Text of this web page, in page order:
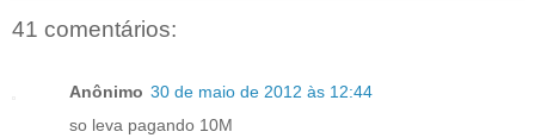
41 comentários:
Anônimo 30 de maio de 2012 às 12:44
so leva pagando 10M